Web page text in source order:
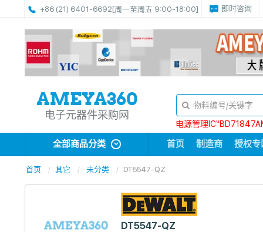
+86 (21) 6401-6692[周一至周五 9:00-18:00] 即时咨询
电子元器件采购网
电源管理
全部商品分类 首页 制造商 授权专
首页 其它 未分类 DT5547-QZ
DT5547-QZ